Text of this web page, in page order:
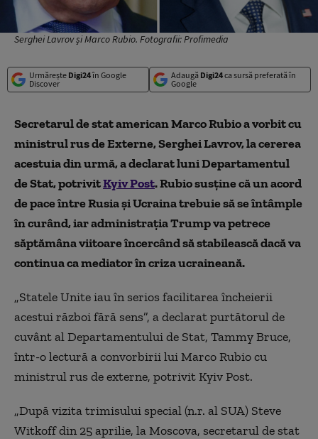
Serghei Lavrov și Marco Rubio. Fotografii: Profimedia
Urmărește Digi24în Google
Discover
Adaugă Digi24ca sursă preferată în
Google
Secretarul de stat american Marco Rubio a vorbit cu
ministrul rus de Externe, Serghei Lavrov, la cererea
acestuia din urmă, a declarat luni Departamentul
de Stat, potrivitKyiv Post. Rubio susține că un acord
de pace între Rusia şi Ucraina trebuie să se întâmple
în curând, iar administraţia Trump va petrece
săptămâna viitoare încercând să stabilească dacă va
continua ca mediator în criza ucraineană.
„Statele Unite iau în serios facilitarea încheierii
acestui război fără sens”, a declarat purtătorul de
cuvânt al Departamentului de Stat, Tammy Bruce,
într-o lectură a convorbirii lui Marco Rubio cu
ministrul rus de externe, potrivit Kyiv Post.
„După vizita trimisului special (n.r. al SUA) Steve
Witkoff din 25 aprilie, la Moscova, secretarul de stat